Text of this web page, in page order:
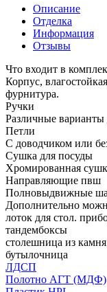
Описание
Отделка
Информация
Отзывы
Что входит в
Корпус,
фурнитура.
Ручки
Различные варианты
Петли
С доводчиком или
Сушка для посуды
Хромированная
Направляющие пвш
Полновыдвижные
Дополнительно
лоток для стол.
тандембоксы
столешница из камня
бутылочница
ЛДСП
Полотно АГТ (МДФ)